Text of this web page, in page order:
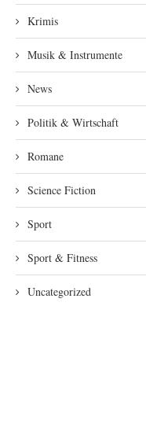
Krimis
Musik & Instrumente
News
Politik & Wirtschaft
Romane
Science Fiction
Sport
Sport & Fitness
Uncategorized